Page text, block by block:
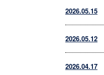
2026.05.15
2026.05.12
2026.04.17